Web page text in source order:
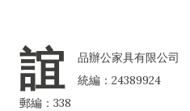
誼
品辦公家具有限公司
統編：24389924
郵編：338